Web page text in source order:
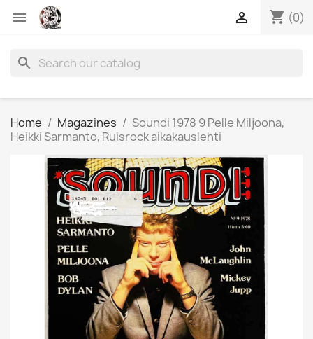
 shopping_cart (0)

search
Home Magazines
Soundi 1978 9 Pelle Miljoona,
Heikki Sarmanto, Ruisrock aikakauslehti